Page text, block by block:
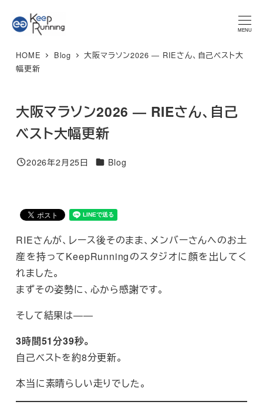
イ
MENU
★マラソンプラン 体験レッスン★ 特別限定価格 3,300円 → ご
予約はこちら
HOME Blog
大阪マラソン2026 ― RIEさん、自己ベスト大
幅更新
大阪マラソン2026 ― RIEさん、自己
ベスト大幅更新
投稿日
2026年2月25日 カテゴリー
Blog
RIEさんが、レース後そのまま、メンバーさんへのお土
産を持ってKeepRunningのスタジオに顔を出してく
れました。
まずその姿勢に、心から感謝です。
そして結果は――
3時間51分39秒。
自己ベストを約8分更新。
本当に素晴らしい走りでした。